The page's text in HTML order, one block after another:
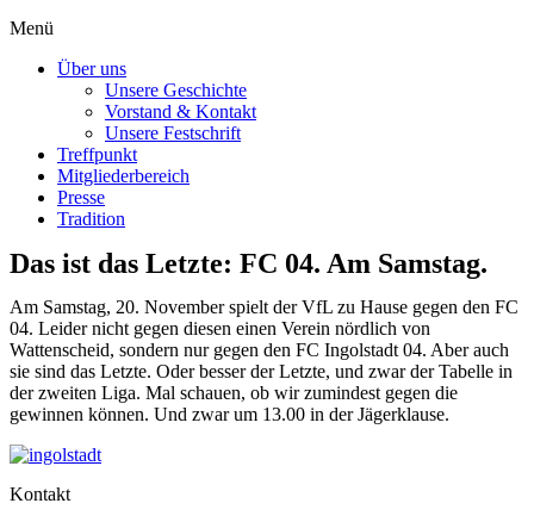
Menü
Über uns
Unsere Geschichte
Vorstand & Kontakt
Unsere Festschrift
Treffpunkt
Mitgliederbereich
Presse
Tradition
Das ist das Letzte: FC 04. Am Samstag.
Am Samstag, 20. November spielt der VfL zu Hause gegen den FC
04. Leider nicht gegen diesen einen Verein nördlich von
Wattenscheid, sondern nur gegen den FC Ingolstadt 04. Aber auch
sie sind das Letzte. Oder besser der Letzte, und zwar der Tabelle in
der zweiten Liga. Mal schauen, ob wir zumindest gegen die
gewinnen können. Und zwar um 13.00 in der Jägerklause.
Kontakt